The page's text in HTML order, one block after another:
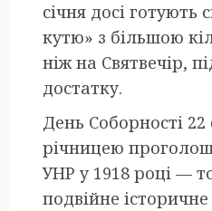
січня досі готують
кутю» з більшою
ніж на Святвечір,
достатку.
День Соборності 22
річницею
УНР у 1918 році —
подвійне